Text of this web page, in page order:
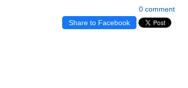
0 comment
Share to Facebook